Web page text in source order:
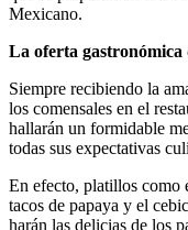
Mexicano.
La oferta
Siempre recibiendo la
los comensales en el
hallarán un formidable
todas sus expectativas
En efecto, platillos como
tacos de papaya y el
harán las delicias de los